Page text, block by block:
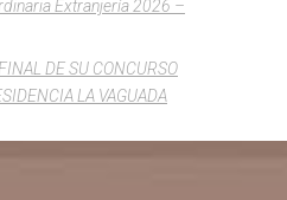
Extranjería 2026 –
DE SU CONCURSO
LA VAGUADA